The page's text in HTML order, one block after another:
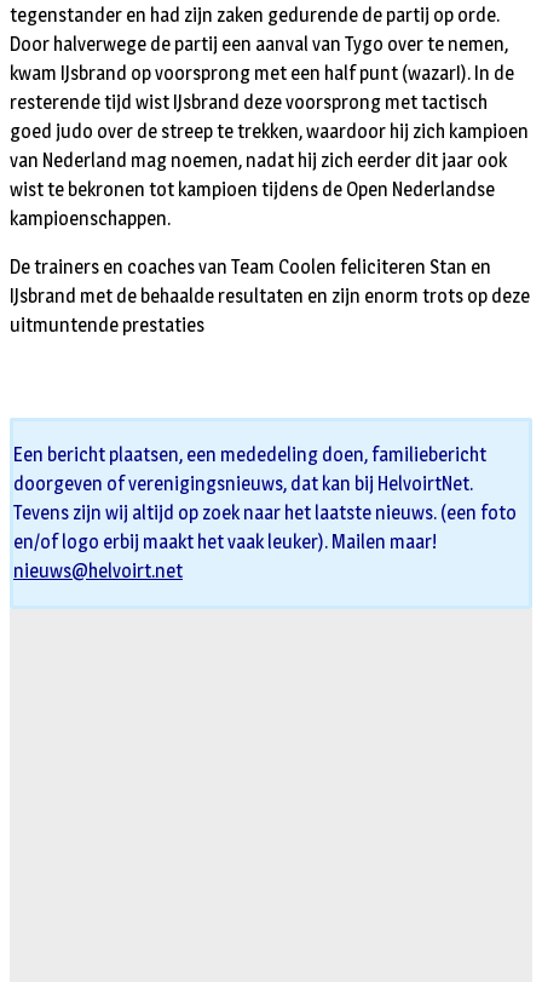
tegenstander en had zijn zaken gedurende de partij op orde.
Door halverwege de partij een aanval van Tygo over te nemen,
kwam IJsbrand op voorsprong met een half punt (wazarI). In de
resterende tijd wist IJsbrand deze voorsprong met tactisch
goed judo over de streep te trekken, waardoor hij zich kampioen
van Nederland mag noemen, nadat hij zich eerder dit jaar ook
wist te bekronen tot kampioen tijdens de Open Nederlandse
kampioenschappen.
De trainers en coaches van Team Coolen feliciteren Stan en
IJsbrand met de behaalde resultaten en zijn enorm trots op deze
uitmuntende prestaties
Een bericht plaatsen, een mededeling doen, familiebericht
doorgeven of verenigingsnieuws, dat kan bij HelvoirtNet.
Tevens zijn wij altijd op zoek naar het laatste nieuws. (een foto
en/of logo erbij maakt het vaak leuker). Mailen maar!
nieuws@helvoirt.net